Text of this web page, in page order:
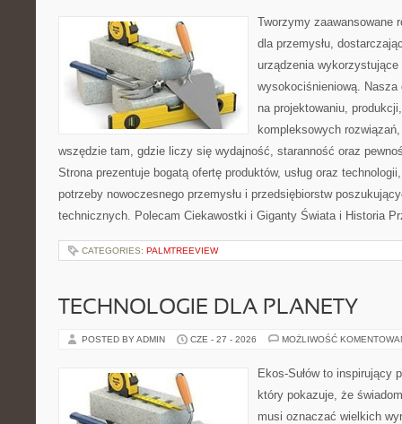
Tworzymy zaawansowane
dla przemysłu,
urządzenia wykorzystujące
wysokociśnieniową. Nasza
na projektowaniu,
kompleksowych
wszędzie tam, gdzie liczy się wydajność, staranność oraz
Strona prezentuje bogatą ofertę produktów, usług oraz
potrzeby nowoczesnego przemysłu i przedsiębiorstw
technicznych. Polecam Ciekawostki i Giganty Świata i Historia
CATEGORIES: PALMTREEVIEW
TECHNOLOGIE DLA PLANETY
POSTED BY ADMIN CZE - 27 - 2026 MOŻLIWOŚĆ
Ekos-Sułów to inspirujący
który pokazuje, że
musi oznaczać wielkich